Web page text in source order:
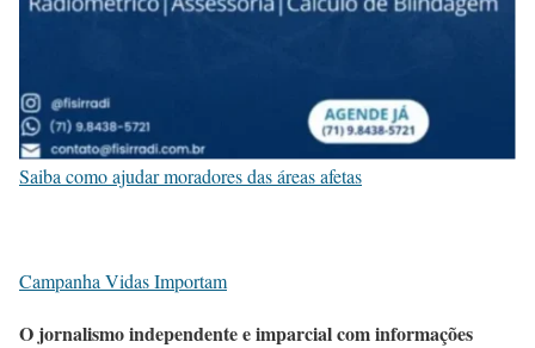
Saiba como ajudar moradores das áreas afetas
Campanha Vidas Importam
O jornalismo independente e imparcial com informações